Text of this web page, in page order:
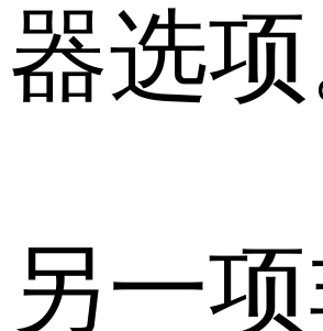
器选项
另一